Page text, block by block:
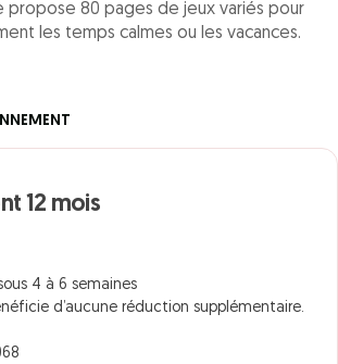
propose 80 pages de jeux variés pour
les temps calmes ou les vacances.
12 mois
4 à 6 semaines
d’aucune réduction supplémentaire.